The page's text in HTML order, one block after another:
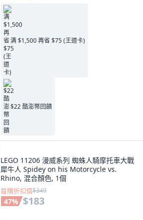
满 $1,500 再省 $75 (王道卡)
$22 酷澎幣回饋
LEGO 11206 漫威系列 蜘蛛人騎摩托車大戰
犀牛人 Spidey on his Motorcycle vs.
Rhino, 混合顏色, 1個
首購折扣價$349
47% $183